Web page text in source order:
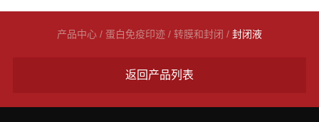
产品中心 / 蛋白免疫印迹 / 转膜和封闭 / 封闭液
返回产品列表